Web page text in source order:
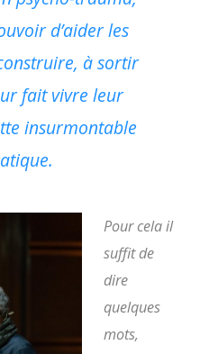
d’aider les
à sortir
fait vivre leur
insurmontable
Pour cela il
suffit de
dire
quelques
mots,